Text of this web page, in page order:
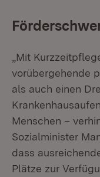
„Mit
vorübergehende
als auch einen
Menschen –
Sozialminister
dass
Plätze zur